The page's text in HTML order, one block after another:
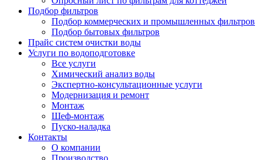
Подбор фильтров
Подбор коммерческих и промышленных фильтров
Подбор бытовых фильтров
Прайс систем очистки воды
Услуги по водоподготовке
Все услуги
Химический анализ воды
Экспертно-консультационные услуги
Модернизация и ремонт
Монтаж
Шеф-монтаж
Пуско-наладка
Контакты
О компании
Производство